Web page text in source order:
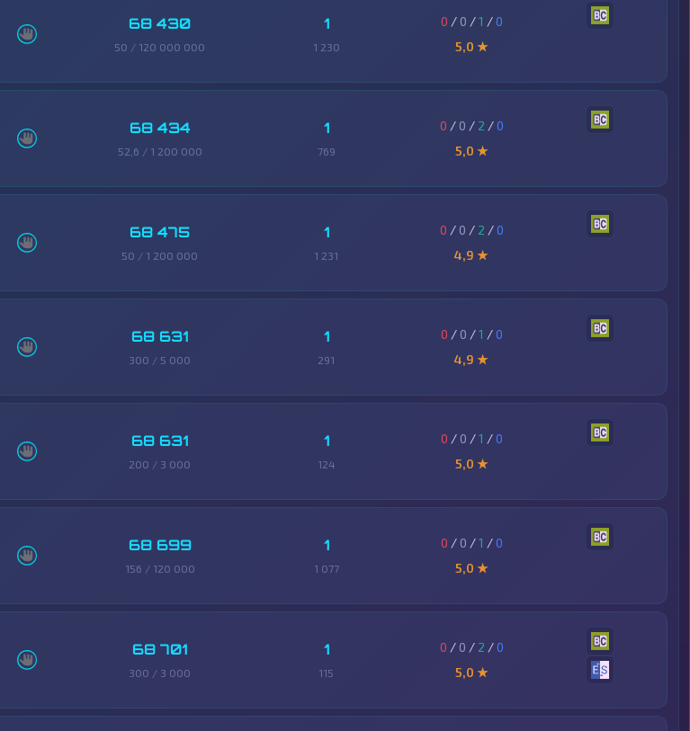
68 430
50 / 120 000 000
1
1 230
0 / 0 /1 /0
5,0 ★
68 434
52,6 / 1 200 000
1
769
0 / 0 / 2 /0
5,0 ★
68 475
50 / 1 200 000
1
1 231
0 / 0 / 2 /0
4,9 ★
68 631
300 / 5 000
1
291
0 / 0 /1 /0
4,9 ★
68 631
200 / 3 000
1
124
0 / 0 /1 /0
5,0 ★
68 699
156 / 120 000
1
1 077
0 / 0 /1 /0
5,0 ★
68 701
300 / 3 000
1
115
0 / 0 / 2 /0
5,0 ★